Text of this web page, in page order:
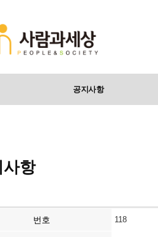
공지사항
사항
번호 118